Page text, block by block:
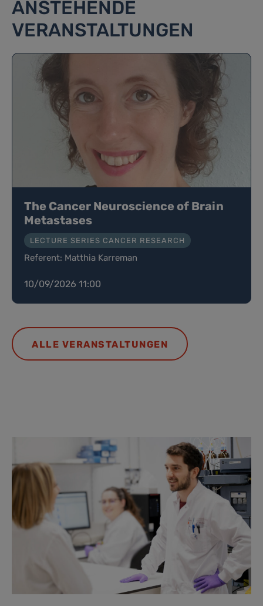
ANSTEHENDE
VERANSTALTUNGEN
The Cancer Neuroscience of Brain
Metastases
LECTURE SERIES CANCER RESEARCH
Referent: Matthia Karreman
10/09/2026 11:00
ALLE VERANSTALTUNGEN